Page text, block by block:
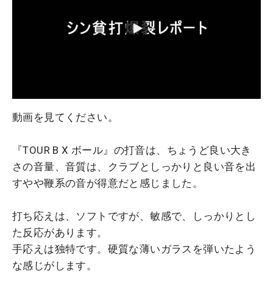
動画を見てください。
『TOUR B X ボール』の打音は、ちょうど良い大き
さの音量、音質は、クラブとしっかりと良い音を出
すやや鞭系の音が得意だと感じました。
打ち応えは、ソフトですが、敏感で、しっかりとし
た反応があります。
手応えは独特です。硬質な薄いガラスを弾いたよう
な感じがします。